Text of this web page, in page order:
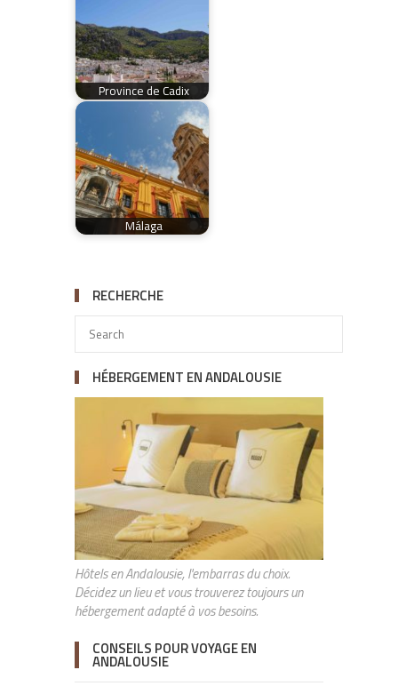
Province de Cadix
Málaga
RECHERCHE
HÉBERGEMENT EN ANDALOUSIE
Hôtels en Andalousie, l'embarras du choix.
Décidez un lieu et vous trouverez toujours un
hébergement adapté à vos besoins.
CONSEILS POUR VOYAGE EN
ANDALOUSIE